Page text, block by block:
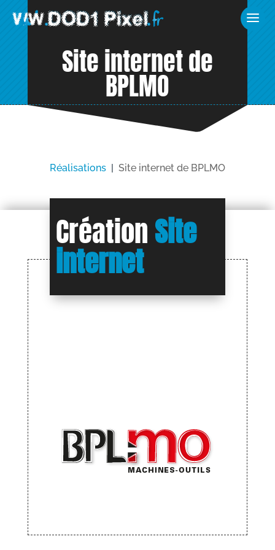
Site internet de
BPLMO
Réalisations | Site internet de BPLMO
CréationSite
internet